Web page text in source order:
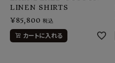
LINEN SHIRTS
¥85,800 税込
カートに入れる